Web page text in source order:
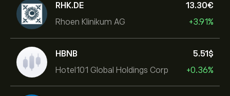
RHK.DE
Rhoen Klinikum AG
13.30‎€‎
+3.91%
HBNB
Hotel101 Global Holdings Corp
5.51‎$‎
+0.36%